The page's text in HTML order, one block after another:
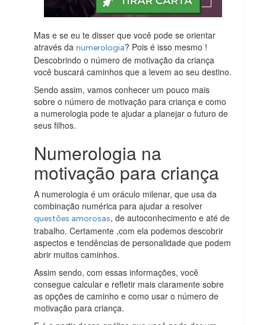
Mas e se eu te disser que você pode se orientar
através danumerologia? Pois é isso mesmo !
Descobrindo o número de motivação da criança
você buscará caminhos que a levem ao seu destino.
Sendo assim, vamos conhecer um pouco mais
sobre o número de motivação para criança e como
a numerologia pode te ajudar a planejar o futuro de
seus filhos.
Numerologia na
motivação para criança
A numerologia é um oráculo milenar, que usa da
combinação numérica para ajudar a resolver
questões amorosas, de autoconhecimento e até de
trabalho. Certamente ,com ela podemos descobrir
aspectos e tendências de personalidade que podem
abrir muitos caminhos.
Assim sendo, com essas informações, você
consegue calcular e refletir mais claramente sobre
as opções de caminho e como usar o número de
motivação para criança.